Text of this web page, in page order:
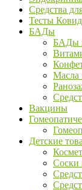
Средства
Тесты Ковид
БАДы
БАДы
Масла
Вакцины
Детские
Соски